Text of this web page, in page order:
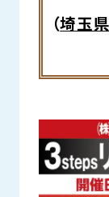
（埼玉